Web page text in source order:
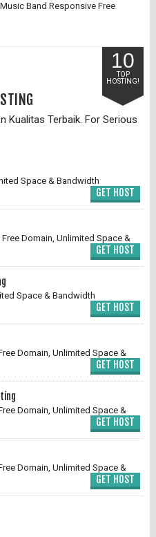
Band Responsive Free
10
TOP
HOSTING!
Kualitas Terbaik. For Serious
Space & Bandwidth
GET HOST
Free Domain, Unlimited Space &
GET HOST
Space & Bandwidth
GET HOST
Domain, Unlimited Space &
GET HOST
Domain, Unlimited Space &
GET HOST
Domain, Unlimited Space &
GET HOST